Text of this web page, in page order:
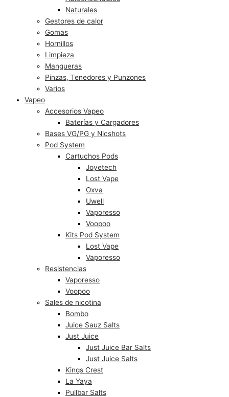
Naturales
Gestores de calor
Gomas
Hornillos
Limpieza
Mangueras
Pinzas, Tenedores y Punzones
Varios
Vapeo
Accesorios Vapeo
Baterías y Cargadores
Bases VG/PG y Nicshots
Pod System
Cartuchos Pods
Joyetech
Lost Vape
Oxva
Uwell
Vaporesso
Voopoo
Kits Pod System
Lost Vape
Vaporesso
Resistencias
Vaporesso
Voopoo
Sales de nicotina
Bombo
Juice Sauz Salts
Just Juice
Just Juice Bar Salts
Just Juice Salts
Kings Crest
La Yaya
Pullbar Salts